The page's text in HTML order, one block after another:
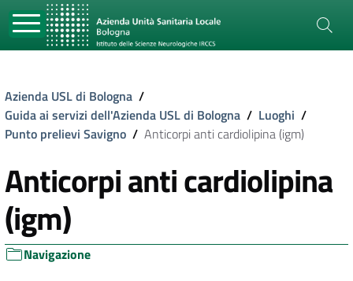
Azienda USL di Bologna /
Guida ai servizi dell'Azienda USL di Bologna / Luoghi /
Punto prelievi Savigno / Anticorpi anti cardiolipina (igm)
Anticorpi anti cardiolipina
(igm)
Navigazione